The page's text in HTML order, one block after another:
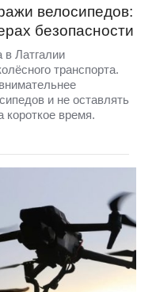
велосипедов:
безопасности
в Латгалии
транспорта.
и не оставлять
время.